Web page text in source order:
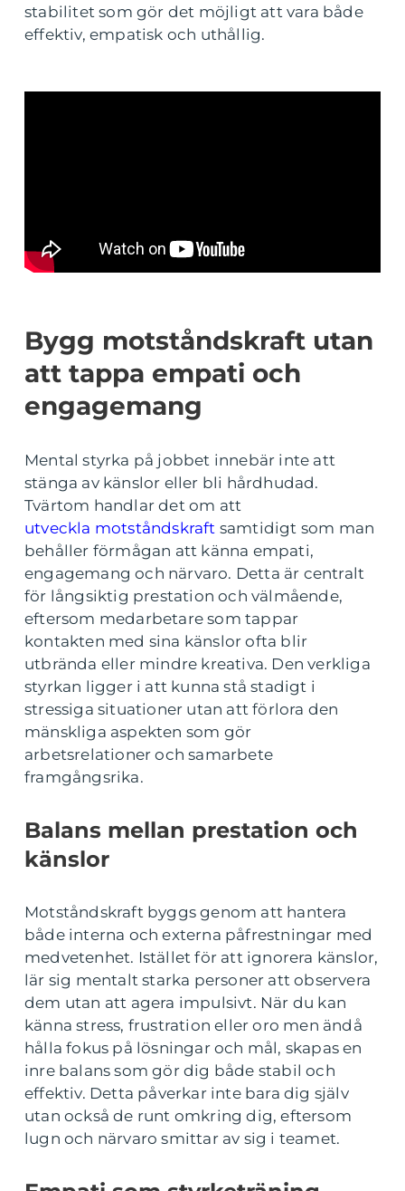
stabilitet som gör det möjligt att vara både
effektiv, empatisk och uthållig.
Bygg motståndskraft utan
att tappa empati och
engagemang
Mental styrka på jobbet innebär inte att
stänga av känslor eller bli hårdhudad.
Tvärtom handlar det om att
utveckla motståndskraft samtidigt som man
behåller förmågan att känna empati,
engagemang och närvaro. Detta är centralt
för långsiktig prestation och välmående,
eftersom medarbetare som tappar
kontakten med sina känslor ofta blir
utbrända eller mindre kreativa. Den verkliga
styrkan ligger i att kunna stå stadigt i
stressiga situationer utan att förlora den
mänskliga aspekten som gör
arbetsrelationer och samarbete
framgångsrika.
Balans mellan prestation och
känslor
Motståndskraft byggs genom att hantera
både interna och externa påfrestningar med
medvetenhet. Istället för att ignorera känslor,
lär sig mentalt starka personer att observera
dem utan att agera impulsivt. När du kan
känna stress, frustration eller oro men ändå
hålla fokus på lösningar och mål, skapas en
inre balans som gör dig både stabil och
effektiv. Detta påverkar inte bara dig själv
utan också de runt omkring dig, eftersom
lugn och närvaro smittar av sig i teamet.